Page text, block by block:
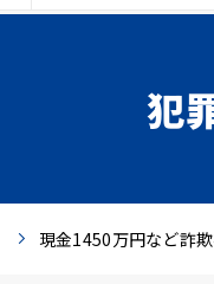
犯
現金1450万円など